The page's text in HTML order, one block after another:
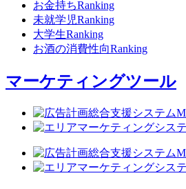
お金持ちRanking
未就学児Ranking
大学生Ranking
お酒の消費性向Ranking
マーケティングツール